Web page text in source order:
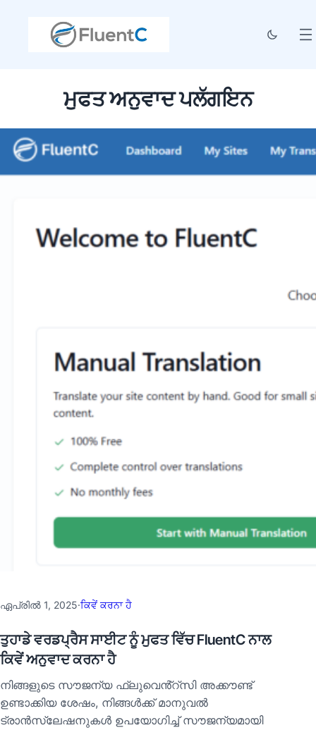
ਮੁਫਤ ਅਨੁਵਾਦ ਪਲੱਗਇਨ
ഏപ്രില്‍ 1, 2025·ਕਿਵੇਂ ਕਰਨਾ ਹੈ
ਤੁਹਾਡੇ ਵਰਡਪ੍ਰੈਸ ਸਾਈਟ ਨੂੰ ਮੁਫਤ ਵਿੱਚ FluentC ਨਾਲ
ਕਿਵੇਂ ਅਨੁਵਾਦ ਕਰਨਾ ਹੈ
നിങ്ങളുടെ സൗജന്യ ഫ്ലുവെൻ്റ്സി അക്കൗണ്ട്
ഉണ്ടാക്കിയ ശേഷം, നിങ്ങൾക്ക് മാനുവൽ
ട്രാൻസ്ലേഷനുകൾ ഉപയോഗിച്ച് സൗജന്യമായി